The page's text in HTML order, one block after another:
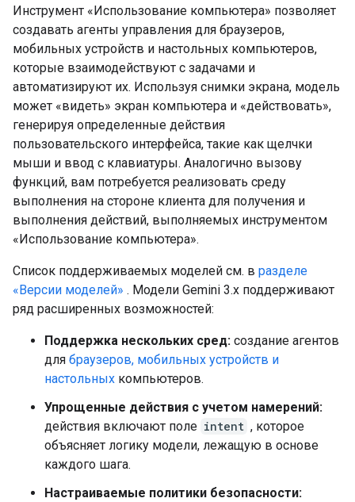
Инструмент «Использование компьютера» позволяет
создавать агенты управления для браузеров,
мобильных устройств и настольных компьютеров,
которые взаимодействуют с задачами и
автоматизируют их. Используя снимки экрана, модель
может «видеть» экран компьютера и «действовать»,
генерируя определенные действия
пользовательского интерфейса, такие как щелчки
мыши и ввод с клавиатуры. Аналогично вызову
функций, вам потребуется реализовать среду
выполнения на стороне клиента для получения и
выполнения действий, выполняемых инструментом
«Использование компьютера».
Список поддерживаемых моделей см. в разделе
«Версии моделей» . Модели Gemini 3.x поддерживают
ряд расширенных возможностей:
Поддержка нескольких сред: создание агентов
для браузеров, мобильных устройств и
настольных компьютеров.
Упрощенные действия с учетом намерений:
действия включают поле intent , которое
объясняет логику модели, лежащую в основе
каждого шага.
Настраиваемые политики безопасности: